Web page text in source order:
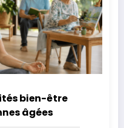
bien-être
âgées